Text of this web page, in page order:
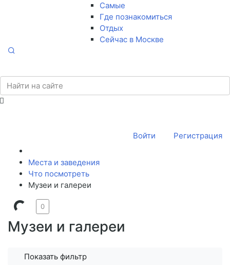
Самые
Где познакомиться
Отдых
Сейчас в Москве
Войти Регистрация
Места и заведения
Что посмотреть
Музеи и галереи
Музеи и галереи
0
Показать фильтр